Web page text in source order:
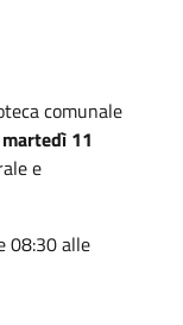
comunale
11
e
08:30 alle